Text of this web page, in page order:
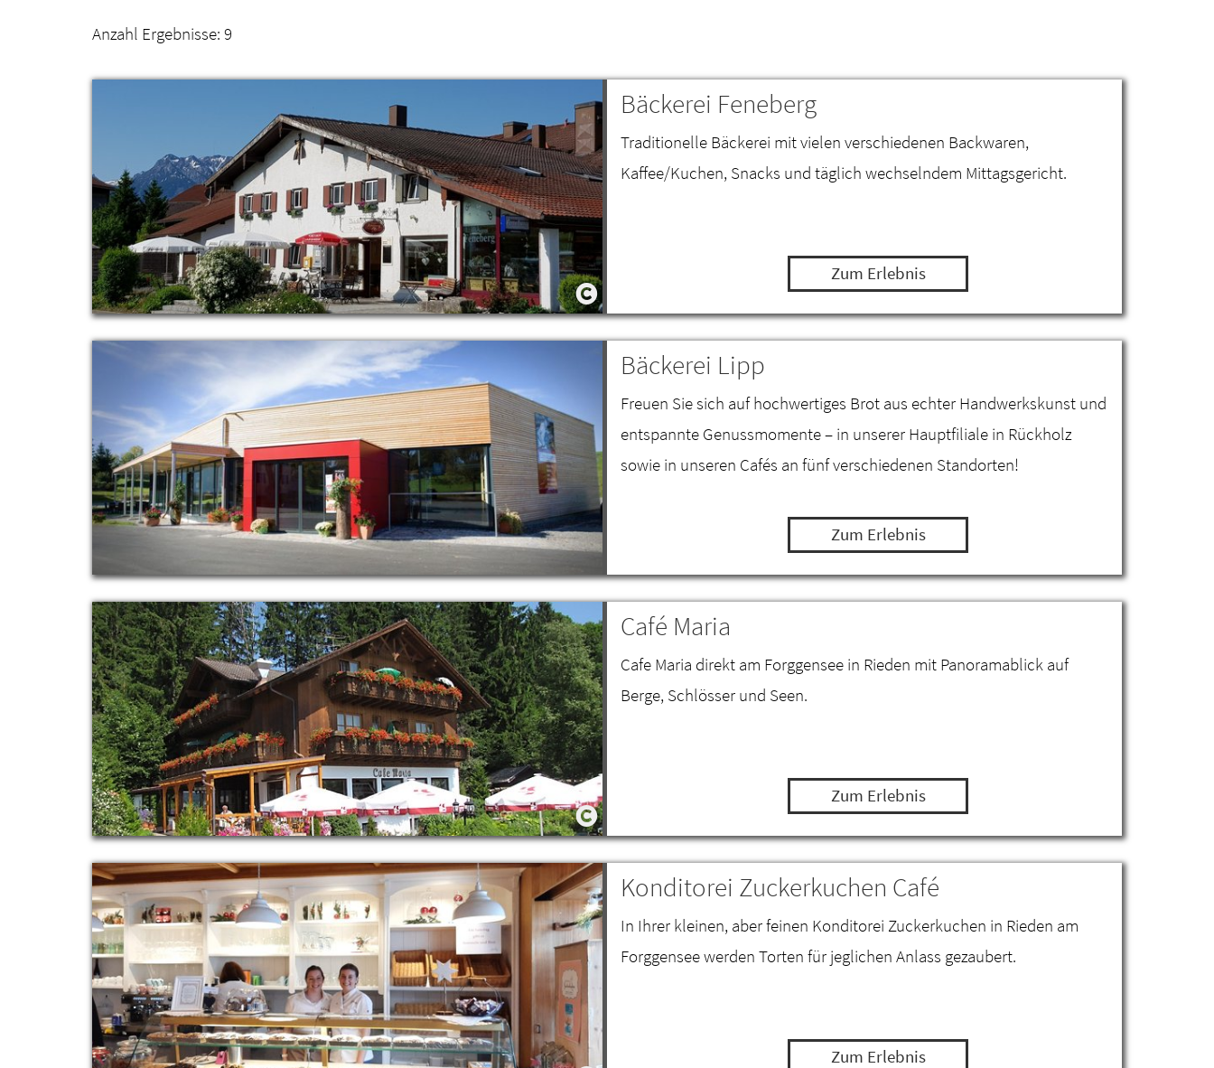
Anzahl Ergebnisse: 9
Bäckerei Feneberg
Traditionelle Bäckerei mit vielen verschiedenen Backwaren,
Kaffee/Kuchen, Snacks und täglich wechselndem Mittagsgericht.
Zum Erlebnis
Bäckerei Lipp
Freuen Sie sich auf hochwertiges Brot aus echter Handwerkskunst und
entspannte Genussmomente – in unserer Hauptfiliale in Rückholz
sowie in unseren Cafés an fünf verschiedenen Standorten!
Zum Erlebnis
Café Maria
Cafe Maria direkt am Forggensee in Rieden mit Panoramablick auf
Berge, Schlösser und Seen.
Zum Erlebnis
Konditorei Zuckerkuchen Café
In Ihrer kleinen, aber feinen Konditorei Zuckerkuchen in Rieden am
Forggensee werden Torten für jeglichen Anlass gezaubert.
Zum Erlebnis